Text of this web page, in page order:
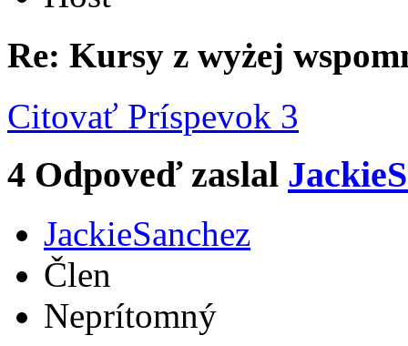
Re: Kursy z wyżej
Citovať Príspevok 3
4 Odpoveď zaslal
JackieSanchez
Člen
Neprítomný